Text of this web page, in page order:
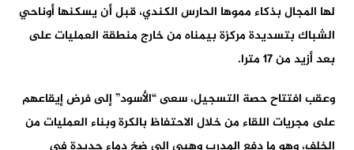
لها المجال بذكاء مموها الحارس الكندي، قبل أن يسكنها أوناحي
الشباك بتسديدة مركزة بيمناه من خارج منطقة العمليات على
بعد أزيد من 17 مترا.
وعقب افتتاح حصة التسجيل، سعى “الأسود” إلى فرض إيقاعهم
على مجريات اللقاء من خلال الاحتفاظ بالكرة وبناء العمليات من